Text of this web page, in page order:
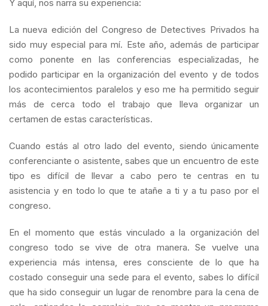
Y aquí, nos narra su experiencia:
La nueva edición del Congreso de Detectives Privados ha
sido muy especial para mí. Este año, además de participar
como ponente en las conferencias especializadas, he
podido participar en la organización del evento y de todos
los acontecimientos paralelos y eso me ha permitido seguir
más de cerca todo el trabajo que lleva organizar un
certamen de estas características.
Cuando estás al otro lado del evento, siendo únicamente
conferenciante o asistente, sabes que un encuentro de este
tipo es difícil de llevar a cabo pero te centras en tu
asistencia y en todo lo que te atañe a ti y a tu paso por el
congreso.
En el momento que estás vinculado a la organización del
congreso todo se vive de otra manera. Se vuelve una
experiencia más intensa, eres consciente de lo que ha
costado conseguir una sede para el evento, sabes lo difícil
que ha sido conseguir un lugar de renombre para la cena de